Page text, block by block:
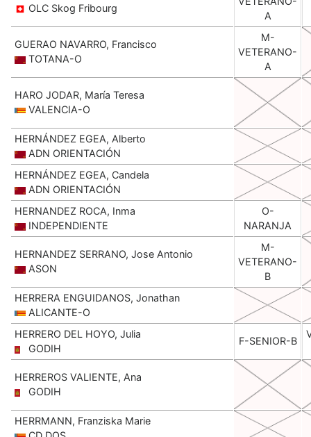
OLC Skog Fribourg
A
GUERAO NAVARRO, Francisco
TOTANA-O
M-
VETERANO-
A
HARO JODAR, María Teresa
VALENCIA-O
HERNÁNDEZ EGEA, Alberto
ADN ORIENTACIÓN
HERNÁNDEZ EGEA, Candela
ADN ORIENTACIÓN
HERNANDEZ ROCA, Inma
INDEPENDIENTE
O-
NARANJA
HERNANDEZ SERRANO, Jose Antonio
ASON
M-
VETERANO-
B
HERRERA ENGUIDANOS, Jonathan
ALICANTE-O
HERRERO DEL HOYO, Julia
GODIH
F-SENIOR-B
HERREROS VALIENTE, Ana
GODIH
HERRMANN, Franziska Marie